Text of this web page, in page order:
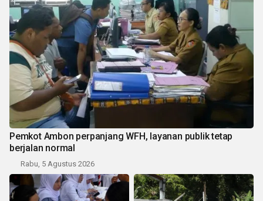
Pemkot Ambon perpanjang WFH, layanan publik tetap
berjalan normal
Rabu, 5 Agustus 2026